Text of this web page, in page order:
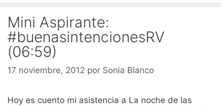
Mini Aspirante:
#buenasintencionesRV
(06:59)
17 noviembre, 2012 por Sonia Blanco
Hoy es cuento mi asistencia a La noche de las